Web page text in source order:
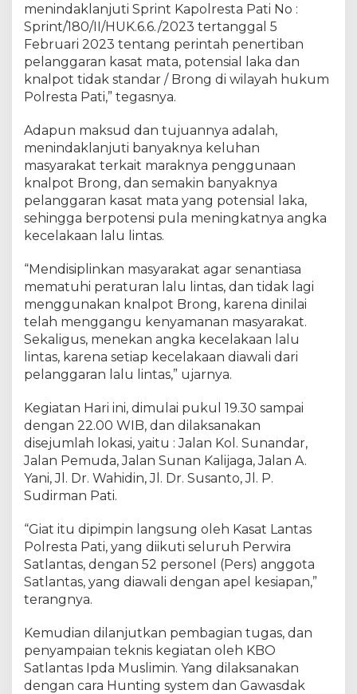
menindaklanjuti Sprint Kapolresta Pati No :
Sprint/180/II/HUK.6.6./2023 tertanggal 5
Februari 2023 tentang perintah penertiban
pelanggaran kasat mata, potensial laka dan
knalpot tidak standar / Brong di wilayah hukum
Polresta Pati,” tegasnya.
Adapun maksud dan tujuannya adalah,
menindaklanjuti banyaknya keluhan
masyarakat terkait maraknya penggunaan
knalpot Brong, dan semakin banyaknya
pelanggaran kasat mata yang potensial laka,
sehingga berpotensi pula meningkatnya angka
kecelakaan lalu lintas.
“Mendisiplinkan masyarakat agar senantiasa
mematuhi peraturan lalu lintas, dan tidak lagi
menggunakan knalpot Brong, karena dinilai
telah menggangu kenyamanan masyarakat.
Sekaligus, menekan angka kecelakaan lalu
lintas, karena setiap kecelakaan diawali dari
pelanggaran lalu lintas,” ujarnya.
Kegiatan Hari ini, dimulai pukul 19.30 sampai
dengan 22.00 WIB, dan dilaksanakan
disejumlah lokasi, yaitu : Jalan Kol. Sunandar,
Jalan Pemuda, Jalan Sunan Kalijaga, Jalan A.
Yani, Jl. Dr. Wahidin, Jl. Dr. Susanto, Jl. P.
Sudirman Pati.
“Giat itu dipimpin langsung oleh Kasat Lantas
Polresta Pati, yang diikuti seluruh Perwira
Satlantas, dengan 52 personel (Pers) anggota
Satlantas, yang diawali dengan apel kesiapan,”
terangnya.
Kemudian dilanjutkan pembagian tugas, dan
penyampaian teknis kegiatan oleh KBO
Satlantas Ipda Muslimin. Yang dilaksanakan
dengan cara Hunting system dan Gawasdak